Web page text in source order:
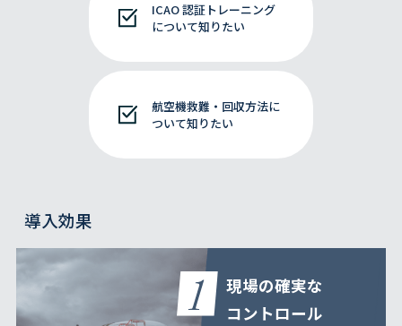
ICAO 認証トレーニング
について知りたい
航空機救難・回収方法に
ついて知りたい
導入効果
現場の確実な
コントロール